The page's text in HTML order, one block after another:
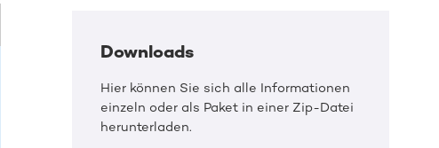
Superheld:in für Baby Heiko
gesucht
Downloads
Hier können Sie sich alle Informationen
einzeln oder als Paket in einer Zip-Datei
herunterladen.